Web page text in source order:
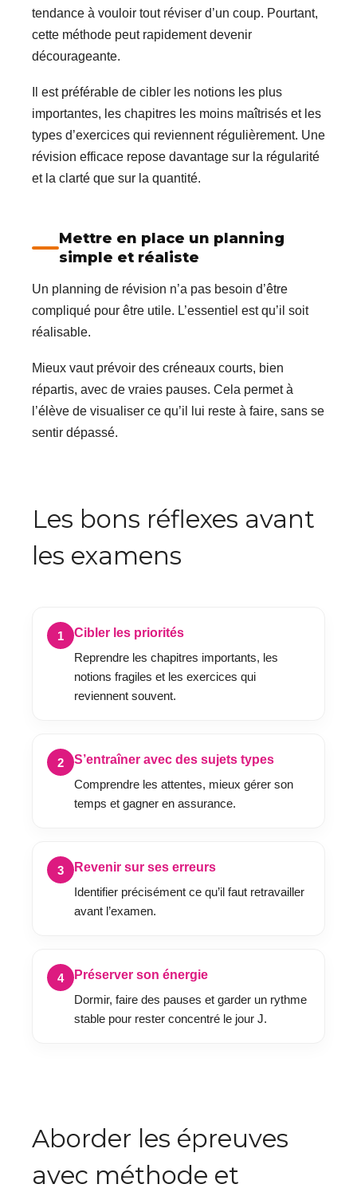
tendance à vouloir tout réviser d’un coup. Pourtant,
cette méthode peut rapidement devenir
décourageante.
Il est préférable de cibler les notions les plus
importantes, les chapitres les moins maîtrisés et les
types d’exercices qui reviennent régulièrement. Une
révision efficace repose davantage sur la régularité
et la clarté que sur la quantité.
Mettre en place un planning
simple et réaliste
Un planning de révision n’a pas besoin d’être
compliqué pour être utile. L’essentiel est qu’il soit
réalisable.
Mieux vaut prévoir des créneaux courts, bien
répartis, avec de vraies pauses. Cela permet à
l’élève de visualiser ce qu’il lui reste à faire, sans se
sentir dépassé.
Les bons réflexes avant
les examens
1
Cibler les priorités
Reprendre les chapitres importants, les
notions fragiles et les exercices qui
reviennent souvent.
2
S’entraîner avec des sujets types
Comprendre les attentes, mieux gérer son
temps et gagner en assurance.
3
Revenir sur ses erreurs
Identifier précisément ce qu’il faut retravailler
avant l’examen.
4
Préserver son énergie
Dormir, faire des pauses et garder un rythme
stable pour rester concentré le jour J.
Aborder les épreuves
avec méthode et